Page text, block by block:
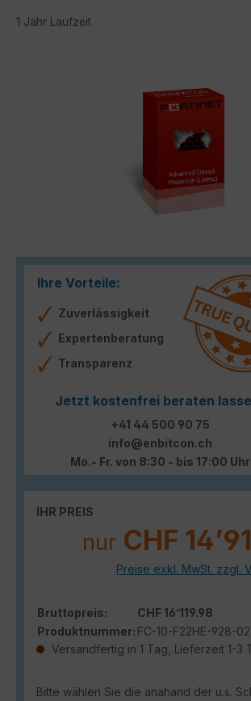
1 Jahr Laufzeit
Ihre Vorteile:
Zuverlässigkeit
Expertenberatung
Transparenz
Jetzt kostenfrei beraten
+41 44 500 90 75
info@enbitcon.ch
Mo.- Fr. von 8:30 - bis 17:00 Uhr
IHR PREIS
nur CHF
Preise exkl. MwSt. zzgl.
Bruttopreis:
CHF 16’119.98
Produktnummer: FC-10-F22HE-928-
Versandfertig in 1 Tag, Lieferzeit 1-3
Bitte wählen Sie die anahand der u.s.